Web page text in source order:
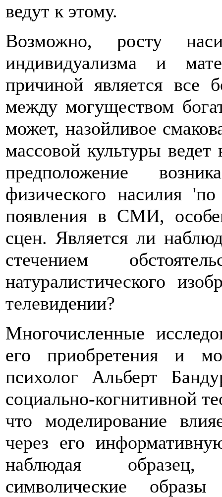
ведут к этому.
Возможно, росту
индивидуализма и
причиной является все
между могуществом
может, назойливое
массовой культуры ведет
предположение
физического насилия
появления в СМИ,
сцен. Является ли
стечением
натуралистического
телевидении?
Многочисленные
его приобретения и
психолог Альберт
социально-когнитивной
что моделирование
через его
наблюдая образец,
символические образы